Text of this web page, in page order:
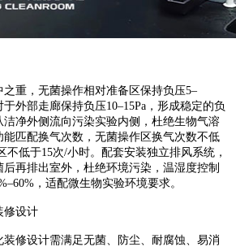
重，无菌操作相对准备区保持负压5–
于外部走廊保持负压10–15Pa ，形成稳定的负
净外侧流向污染实验内侧，杜绝生物气溶
能匹配换气次数，无菌操作区换气次数不低
不低于15次/小时。配套安装独立排风系统，
再排出室外，杜绝环境污染，温湿度控制
，适配微生物实验环境要求。
修设计
修设计需满足无菌、防尘、耐腐蚀、易消